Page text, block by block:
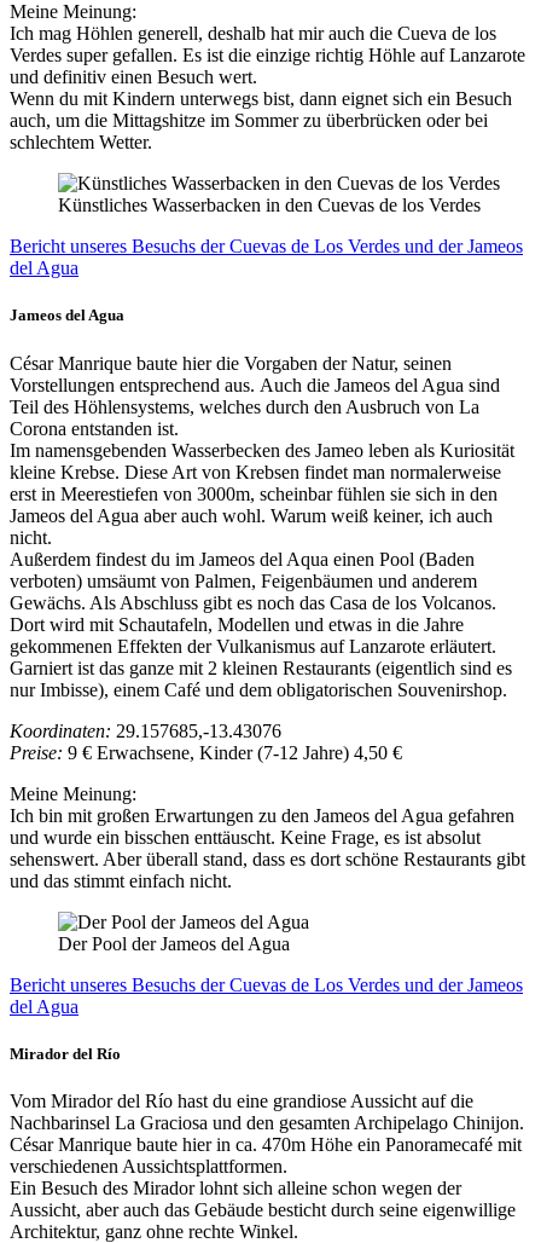
Meine Meinung:
Ich mag Höhlen generell, deshalb hat mir auch die Cueva de los
Verdes super gefallen. Es ist die einzige richtig Höhle auf Lanzarote
und definitiv einen Besuch wert.
Wenn du mit Kindern unterwegs bist, dann eignet sich ein Besuch
auch, um die Mittagshitze im Sommer zu überbrücken oder bei
schlechtem Wetter.
Künstliches Wasserbacken in den Cuevas de los Verdes
Bericht unseres Besuchs der Cuevas de Los Verdes und der Jameos
del Agua
Jameos del Agua
César Manrique baute hier die Vorgaben der Natur, seinen
Vorstellungen entsprechend aus. Auch die Jameos del Agua sind
Teil des Höhlensystems, welches durch den Ausbruch von La
Corona entstanden ist.
Im namensgebenden Wasserbecken des Jameo leben als Kuriosität
kleine Krebse. Diese Art von Krebsen findet man normalerweise
erst in Meerestiefen von 3000m, scheinbar fühlen sie sich in den
Jameos del Agua aber auch wohl. Warum weiß keiner, ich auch
nicht.
Außerdem findest du im Jameos del Aqua einen Pool (Baden
verboten) umsäumt von Palmen, Feigenbäumen und anderem
Gewächs. Als Abschluss gibt es noch das Casa de los Volcanos.
Dort wird mit Schautafeln, Modellen und etwas in die Jahre
gekommenen Effekten der Vulkanismus auf Lanzarote erläutert.
Garniert ist das ganze mit 2 kleinen Restaurants (eigentlich sind es
nur Imbisse), einem Café und dem obligatorischen Souvenirshop.
Koordinaten: 29.157685,-13.43076
Preise: 9 € Erwachsene, Kinder (7-12 Jahre) 4,50 €
Meine Meinung:
Ich bin mit großen Erwartungen zu den Jameos del Agua gefahren
und wurde ein bisschen enttäuscht. Keine Frage, es ist absolut
sehenswert. Aber überall stand, dass es dort schöne Restaurants gibt
und das stimmt einfach nicht.
Der Pool der Jameos del Agua
Bericht unseres Besuchs der Cuevas de Los Verdes und der Jameos
del Agua
Mirador del Río
Vom Mirador del Río hast du eine grandiose Aussicht auf die
Nachbarinsel La Graciosa und den gesamten Archipelago Chinijon.
César Manrique baute hier in ca. 470m Höhe ein Panoramecafé mit
verschiedenen Aussichtsplattformen.
Ein Besuch des Mirador lohnt sich alleine schon wegen der
Aussicht, aber auch das Gebäude besticht durch seine eigenwillige
Architektur, ganz ohne rechte Winkel.